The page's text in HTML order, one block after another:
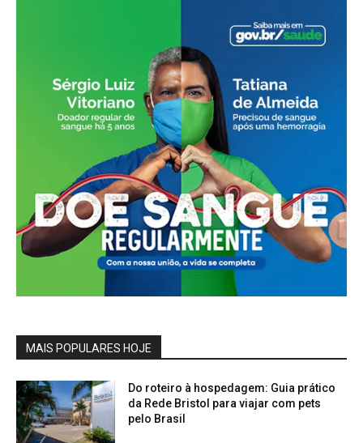
MAIS POPULARES HOJE
Do roteiro à hospedagem: Guia prático
da Rede Bristol para viajar com pets
pelo Brasil